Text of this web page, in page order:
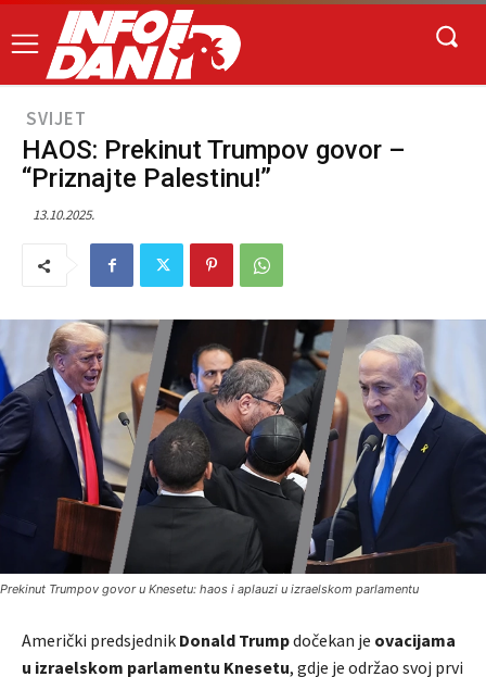
SVIJET
HAOS: Prekinut Trumpov govor –
“Priznajte Palestinu!”
13.10.2025.
Prekinut Trumpov govor u Knesetu: haos i aplauzi u izraelskom parlamentu
Američki predsjednik Donald Trumpdočekan je ovacijama
u izraelskom parlamentu Knesetu, gdje je održao svoj prvi